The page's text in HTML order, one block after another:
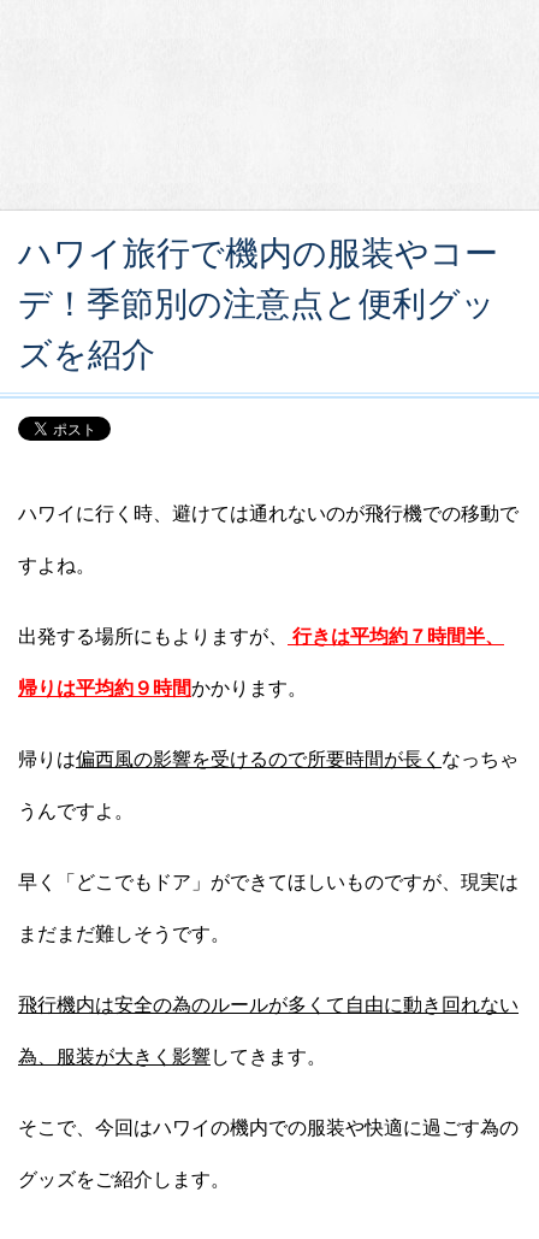
ハワイ旅行で機内の服装やコー
デ！季節別の注意点と便利グッ
ズを紹介
ハワイに行く時、避けては通れないのが飛行機での移動で
すよね。
出発する場所にもよりますが、 行きは平均約７時間半、
帰りは平均約９時間かかります。
帰りは偏西風の影響を受けるので所要時間が長く なっちゃ
うんですよ。
早く「どこでもドア」ができてほしいものですが、現実は
まだまだ難しそうです。
飛行機内は安全の為のルールが多くて自由に動き回れない
為 、服装が大きく影響してきます。
そこで、今回はハワイの機内での服装や快適に過ごす為の
グッズをご紹介します。